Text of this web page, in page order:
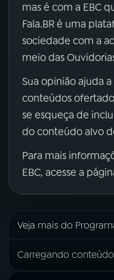
mas é com a EBC
Fala.BR é uma
sociedade com a
meio das
Sua opinião ajuda
conteúdos
se esqueça de
do conteúdo alvo
Para mais
EBC, acesse a
Veja mais do
Carregando